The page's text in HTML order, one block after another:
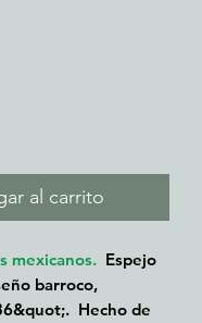
al carrito
mexicanos. Espejo
barroco,
Hecho de